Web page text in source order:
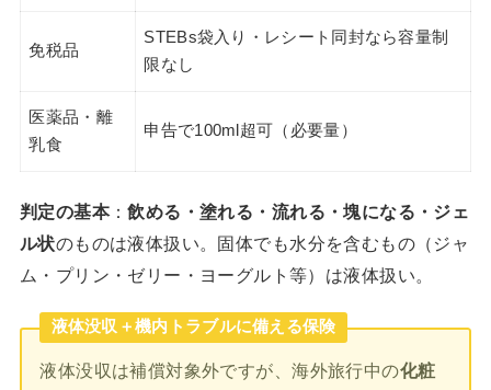
免税品
STEBs袋入り・レシート同封なら容量制
限なし
医薬品・離
乳食
申告で100ml超可（必要量）
判定の基本：飲める・塗れる・流れる・塊になる・ジェ
ル状のものは液体扱い。固体でも水分を含むもの（ジャ
ム・プリン・ゼリー・ヨーグルト等）は液体扱い。
液体没収＋機内トラブルに備える保険
液体没収は補償対象外ですが、海外旅行中の化粧